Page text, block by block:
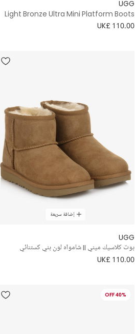
UGG
Light Bronze Ultra Mini Platform Boots
UK£ 110.00
إضافة سريعة
UGG
بوت كلاسيك ميني II شامواه لون بني كستنائي
UK£ 110.00
40% OFF